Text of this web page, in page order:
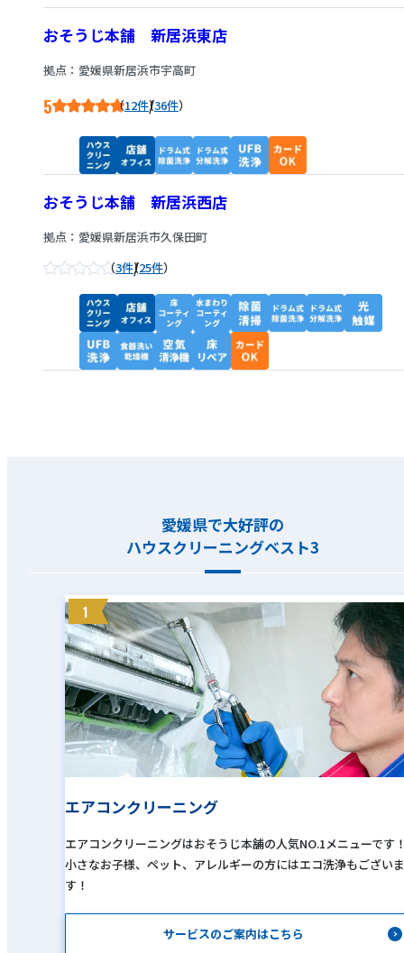
おそうじ本舗 新居浜東店
拠点：愛媛県新居浜市宇高町
5 12件/36件
おそうじ本舗 新居浜西店
拠点：愛媛県新居浜市久保田町
3件/25件
愛媛県で大好評の
ハウスクリーニングベスト3
1
エアコンクリーニング
エアコンクリーニングはおそうじ本舗の人気NO.1メニューです
小さなお子様、ペット、アレルギーの方にはエコ洗浄もございま
す！
サービスのご案内はこちら